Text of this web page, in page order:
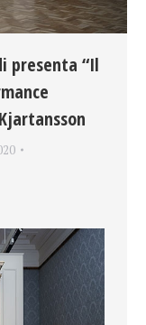
presenta “Il